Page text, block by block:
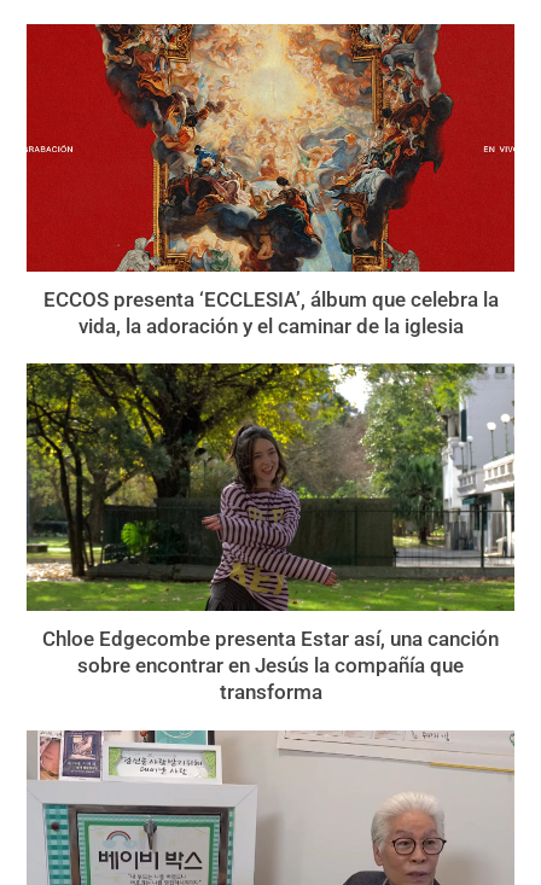
ECCOS presenta ‘ECCLESIA’, álbum que celebra la
vida, la adoración y el caminar de la iglesia
Chloe Edgecombe presenta Estar así, una canción
sobre encontrar en Jesús la compañía que
transforma